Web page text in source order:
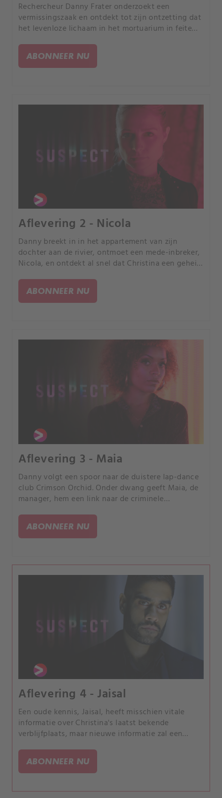
Rechercheur Danny Frater onderzoekt een
vermissingszaak en ontdekt tot zijn ontzetting dat
het levenloze lichaam in het mortuarium in feite
ABONNEER NU
Aflevering 2 - Nicola
Danny breekt in in het appartement van zijn
dochter aan de rivier, ontmoet een mede-inbreker,
Nicola, en ontdekt al snel dat Christina een geheim
ABONNEER NU
Aflevering 3 - Maia
Danny volgt een spoor naar de duistere lap-dance
club Crimson Orchid. Onder dwang geeft Maia, de
manager, hem een link naar de criminele
ABONNEER NU
Aflevering 4 - Jaisal
Een oude kennis, Jaisal, heeft misschien vitale
informatie over Christina's laatst bekende
verblijfplaats, maar nieuwe informatie zal een
ABONNEER NU